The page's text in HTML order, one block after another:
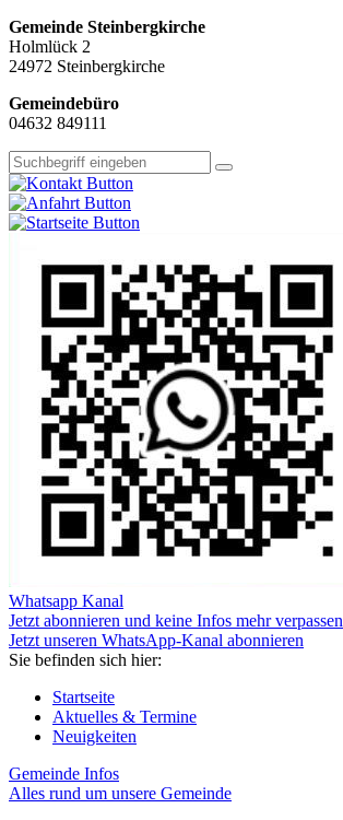
Gemeinde Steinbergkirche
Holmlück 2
24972 Steinbergkirche
Gemeindebüro
04632 849111
Whatsapp Kanal
Jetzt abonnieren und keine Infos mehr verpassen
Jetzt unseren WhatsApp-Kanal abonnieren
Sie befinden sich hier:
Startseite
Aktuelles & Termine
Neuigkeiten
Gemeinde Infos
Alles rund um unsere Gemeinde